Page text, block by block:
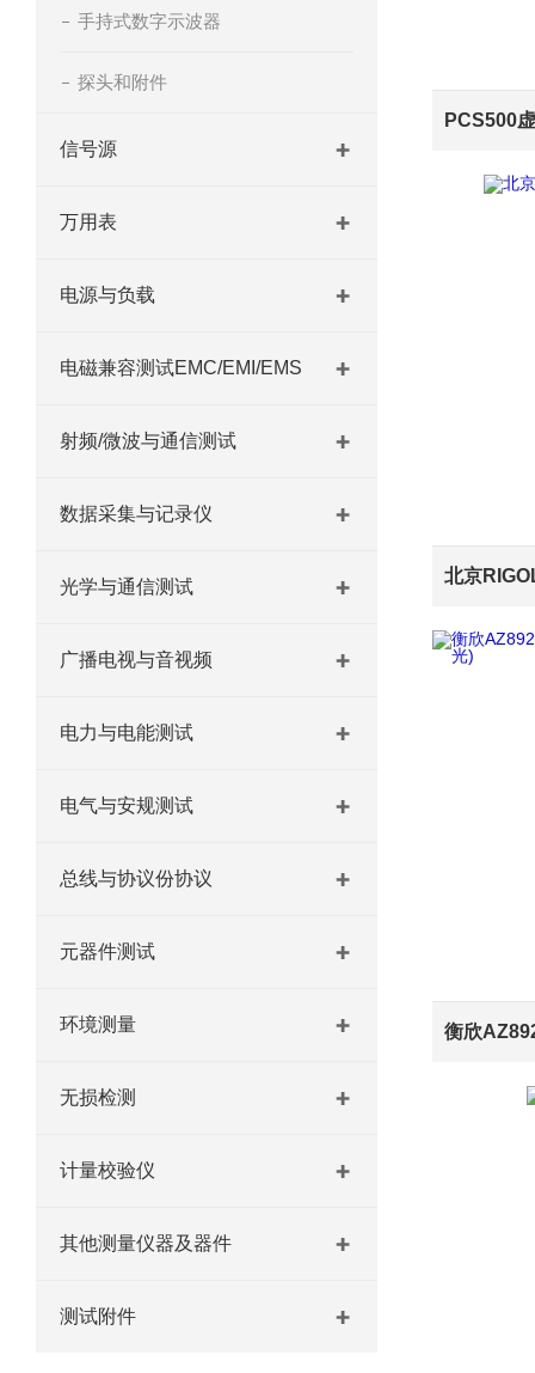
手持式数字示波器
探头和附件
信号源
万用表
电源与负载
电磁兼容测试EMC/EMI/EMS
射频/微波与通信测试
数据采集与记录仪
光学与通信测试
广播电视与音视频
电力与电能测试
电气与安规测试
总线与协议份协议
元器件测试
环境测量
无损检测
计量校验仪
其他测量仪器及器件
测试附件
PCS500